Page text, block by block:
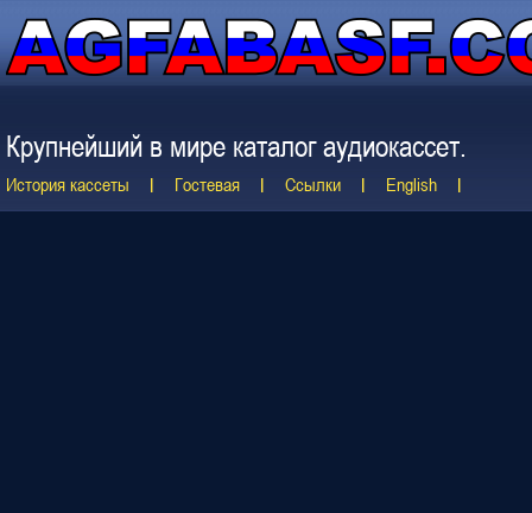
Крупнейший в мире каталог аудиокассет.
История кассеты Гостевая Ссылки English